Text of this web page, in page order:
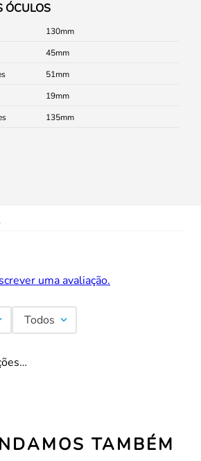
ÓCULOS
130
45
51
19
135
uma avaliação.
Todos
TAMBÉM